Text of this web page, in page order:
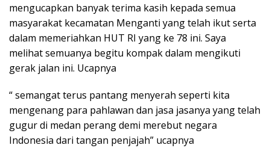
mengucapkan banyak terima kasih kepada semua
masyarakat kecamatan Menganti yang telah ikut serta
dalam memeriahkan HUT RI yang ke 78 ini. Saya
melihat semuanya begitu kompak dalam mengikuti
gerak jalan ini. Ucapnya
“ semangat terus pantang menyerah seperti kita
mengenang para pahlawan dan jasa jasanya yang telah
gugur di medan perang demi merebut negara
Indonesia dari tangan penjajah” ucapnya